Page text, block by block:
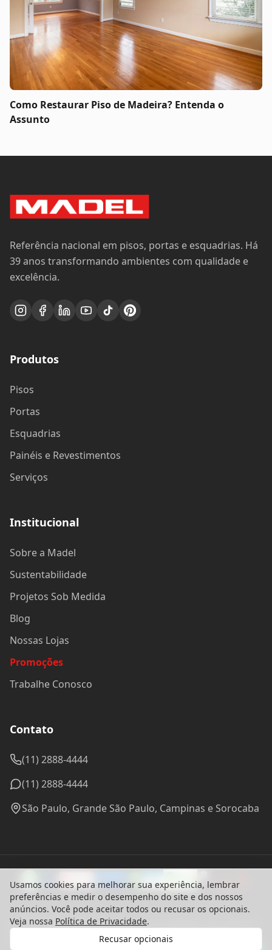
Como Restaurar Piso de Madeira? Entenda o
Assunto
Referência nacional em pisos, portas e esquadrias. Há
39 anos transformando ambientes com qualidade e
excelência.
Produtos
Pisos
Portas
Esquadrias
Painéis e Revestimentos
Serviços
Institucional
Sobre a Madel
Sustentabilidade
Projetos Sob Medida
Blog
Nossas Lojas
Promoções
Trabalhe Conosco
Contato
(11) 2888-4444
(11) 2888-4444
São Paulo, Grande São Paulo, Campinas e Sorocaba
© 2024 Madel Madeiras. CNPJ: 57.314.288/0001-96 - Todos os
Usamos cookies para melhorar sua experiência, lembrar
preferências e medir o desempenho do site e dos nossos
anúncios. Você pode aceitar todos ou recusar os opcionais.
Veja nossa Política de Privacidade.
Recusar opcionais